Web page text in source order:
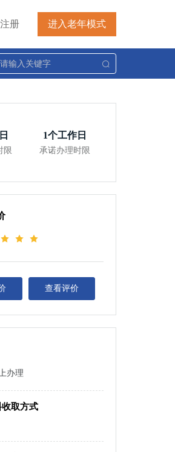
注册 进入老年模式
限
1个工作日
承诺办理时限
查看评价
办理
取方式